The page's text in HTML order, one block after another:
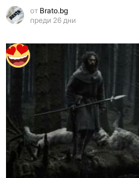
от Brato.bg
преди 26 дни